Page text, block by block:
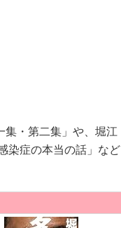
・第二集」や、堀江
染症の本当の話」など